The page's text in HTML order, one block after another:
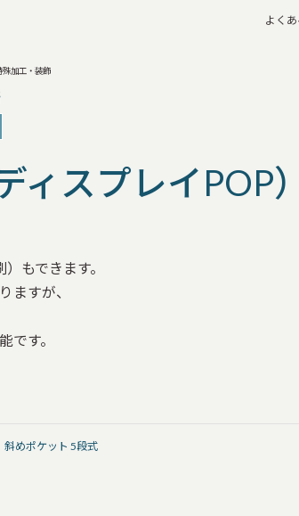
殊加工・装飾
よく
ィスプレイPOP
もできます。
ますが、
です。
斜めポケット 5段式